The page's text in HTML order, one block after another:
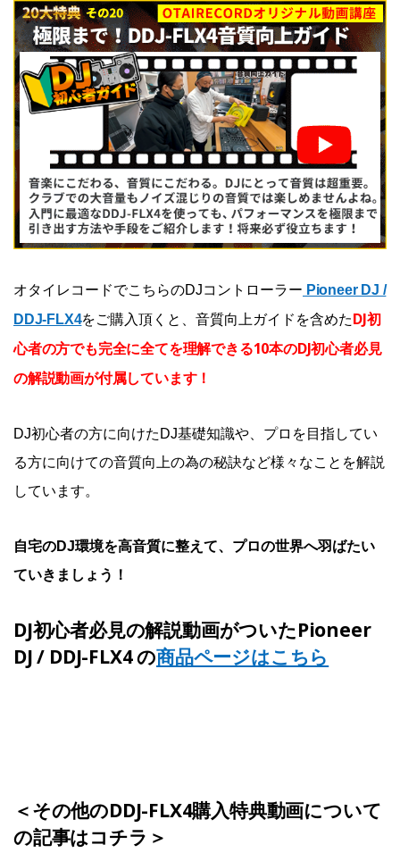
オタイレコードでこちらのDJコントローラー Pioneer DJ /
DDJ-FLX4をご購入頂くと、音質向上ガイドを含めたDJ初
心者の方でも完全に全てを理解できる10本のDJ初心者必見
の解説動画が付属しています！
DJ初心者の方に向けたDJ基礎知識や、プロを目指してい
る方に向けての音質向上の為の秘訣など様々なことを解説
しています。
自宅のDJ環境を高音質に整えて、プロの世界へ羽ばたい
ていきましょう！
DJ初心者必見の解説動画がついたPioneer
DJ / DDJ-FLX4 の商品ページはこちら
＜その他のDDJ-FLX4購入特典動画について
の記事はコチラ＞